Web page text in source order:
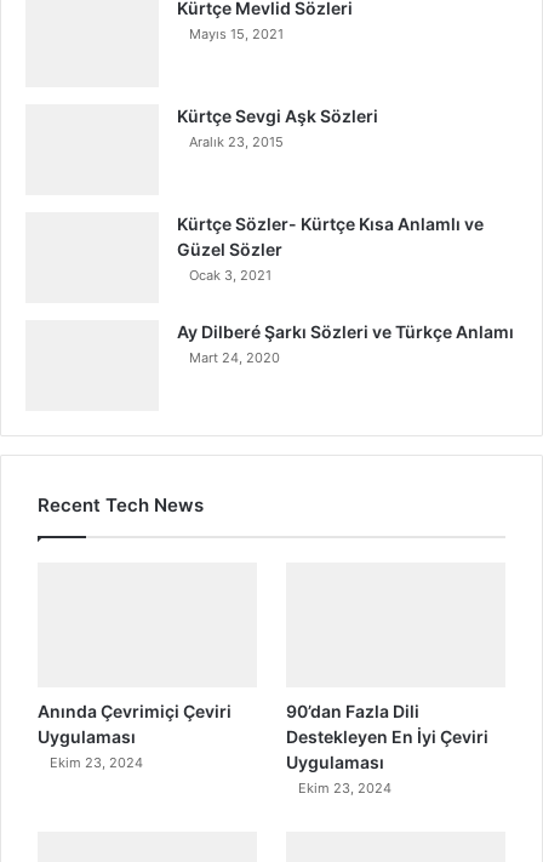
Kürtçe Mevlid Sözleri
Mayıs 15, 2021
Kürtçe Sevgi Aşk Sözleri
Aralık 23, 2015
Kürtçe Sözler- Kürtçe Kısa Anlamlı ve
Güzel Sözler
Ocak 3, 2021
Ay Dilberé Şarkı Sözleri ve Türkçe Anlamı
Mart 24, 2020
Recent Tech News
Anında Çevrimiçi Çeviri
Uygulaması
Ekim 23, 2024
90’dan Fazla Dili
Destekleyen En İyi Çeviri
Uygulaması
Ekim 23, 2024